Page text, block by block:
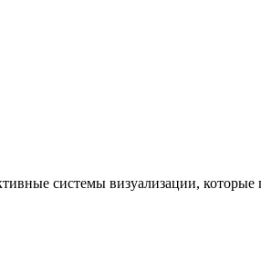
системы визуализации, которые